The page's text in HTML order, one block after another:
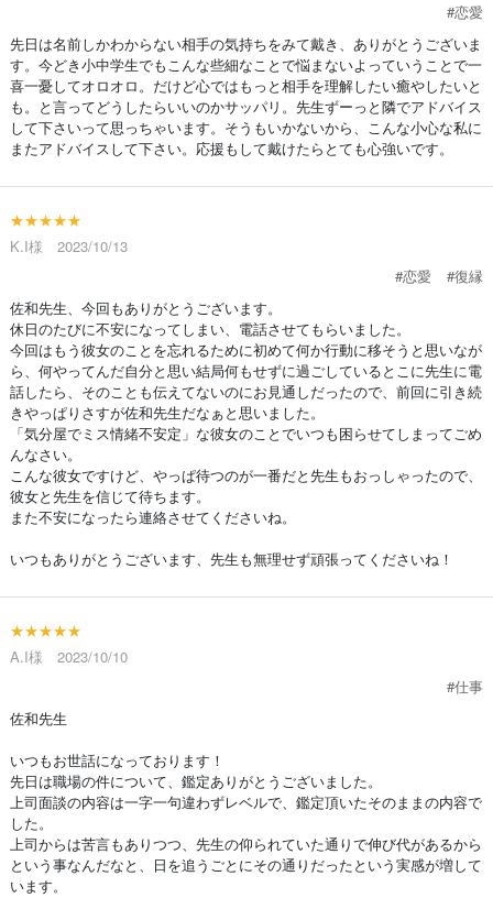
#恋愛
先日は名前しかわからない相手の気持ちをみて戴き、ありがとうございま
す。今どき小中学生でもこんな些細なことで悩まないよっていうことで一
喜一憂してオロオロ。だけど心ではもっと相手を理解したい癒やしたいと
も。と言ってどうしたらいいのかサッパリ。先生ずーっと隣でアドバイス
して下さいって思っちゃいます。そうもいかないから、こんな小心な私に
またアドバイスして下さい。応援もして戴けたらとても心強いです。
★★★★★
K.I様 2023/10/13
#恋愛
#復縁
佐和先生、今回もありがとうございます。
休日のたびに不安になってしまい、電話させてもらいました。
今回はもう彼女のことを忘れるために初めて何か行動に移そうと思いなが
ら、何やってんだ自分と思い結局何もせずに過ごしているとこに先生に電
話したら、そのことも伝えてないのにお見通しだったので、前回に引き続
きやっぱりさすが佐和先生だなぁと思いました。
「気分屋でミス情緒不安定」な彼女のことでいつも困らせてしまってごめ
んなさい。
こんな彼女ですけど、やっぱ待つのが一番だと先生もおっしゃったので、
彼女と先生を信じて待ちます。
また不安になったら連絡させてくださいね。
いつもありがとうございます、先生も無理せず頑張ってくださいね！
★★★★★
A.I様 2023/10/10
#仕事
佐和先生
いつもお世話になっております！
先日は職場の件について、鑑定ありがとうございました。
上司面談の内容は一字一句違わずレベルで、鑑定頂いたそのままの内容で
した。
上司からは苦言もありつつ、先生の仰られていた通りで伸び代があるから
という事なんだなと、日を追うごとにその通りだったという実感が増して
います。